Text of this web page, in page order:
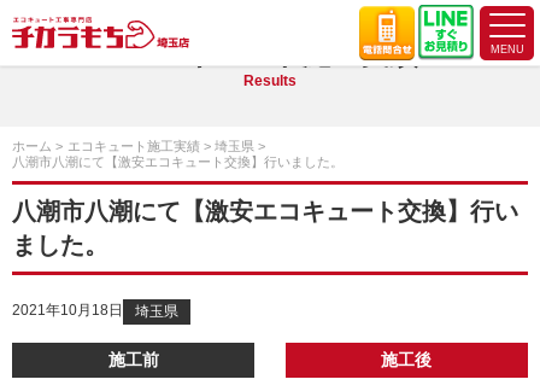
エコキュート施工実績
Results
ホーム エコキュート施工実績
埼玉県
八潮市八潮にて【激安エコキュート交換】行いました。
八潮市八潮にて【激安エコキュート交換】行い
ました。
2021年10月18日 埼玉県
施工前 施工後